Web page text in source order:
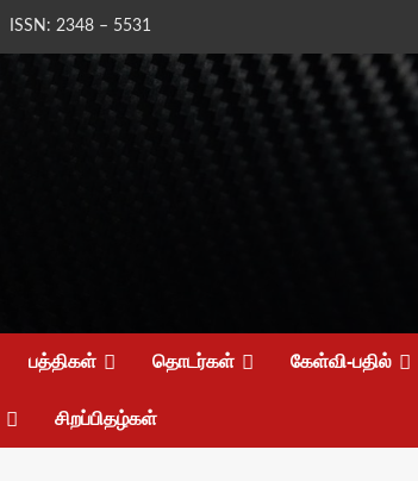
ISSN: 2348 – 5531
பத்திகள் தொடர்கள் கேள்வி-பதில்
சிறப்பிதழ்கள்